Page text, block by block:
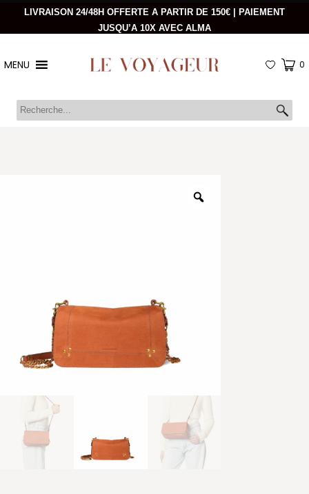
LIVRAISON 24/48H OFFERTE A PARTIR DE 150€ | PAIEMENT
JUSQU’A 10X AVEC ALMA
MENU 0